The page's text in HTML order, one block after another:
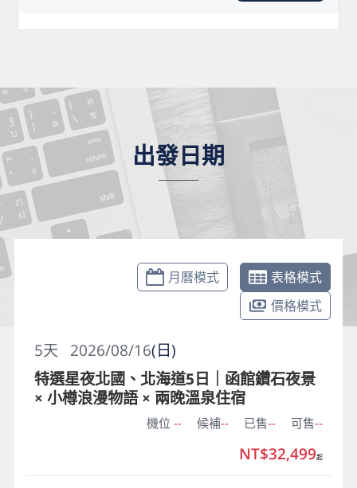
出發日期
月曆模式
表格模式
價格模式
2026/08/16(日)
5天
特選星夜北國、北海道5日｜函館鑽石夜景
× 小樽浪漫物語 × 兩晚溫泉住宿
機位 -- 候補-- 已售-- 可售--
NT$32,499起